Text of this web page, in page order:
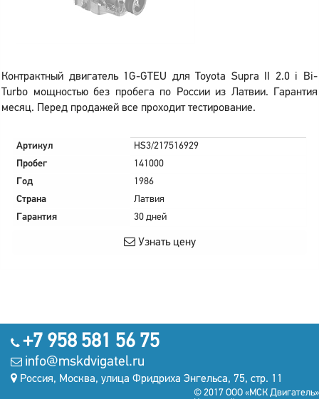
Контрактный двигатель 1G-GTEU для Toyota Supra II 2.0 i Bi-
Turbo мощностью без пробега по России из Латвии. Гарантия
месяц. Перед продажей все проходит тестирование.
Артикул
HS3/217516929
Пробег
141000
Год
1986
Страна
Латвия
Гарантия
30 дней
Узнать цену
+7 958 581 56 75
info@mskdvigatel.ru
Россия, Москва, улица Фридриха Энгельса, 75, стр. 11
© 2017 ООО «МСК Двигатель»